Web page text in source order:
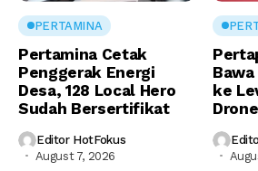
PERTAMINA
Pertamina Cetak
Penggerak Energi
Desa, 128 Local Hero
Sudah Bersertifikat
Editor HotFokus
August 7, 2026
ke